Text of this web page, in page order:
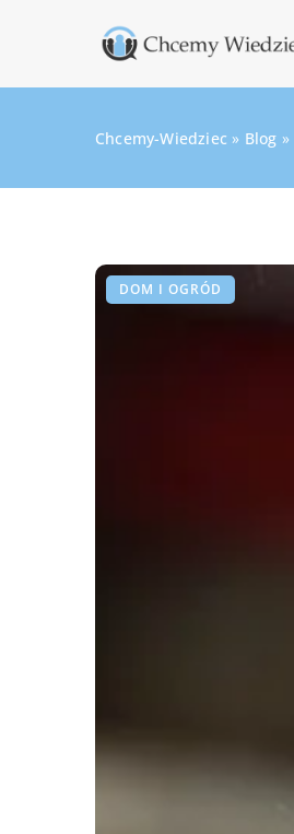
Chcemy-Wiedziec » Blog »
DOM I OGRÓD